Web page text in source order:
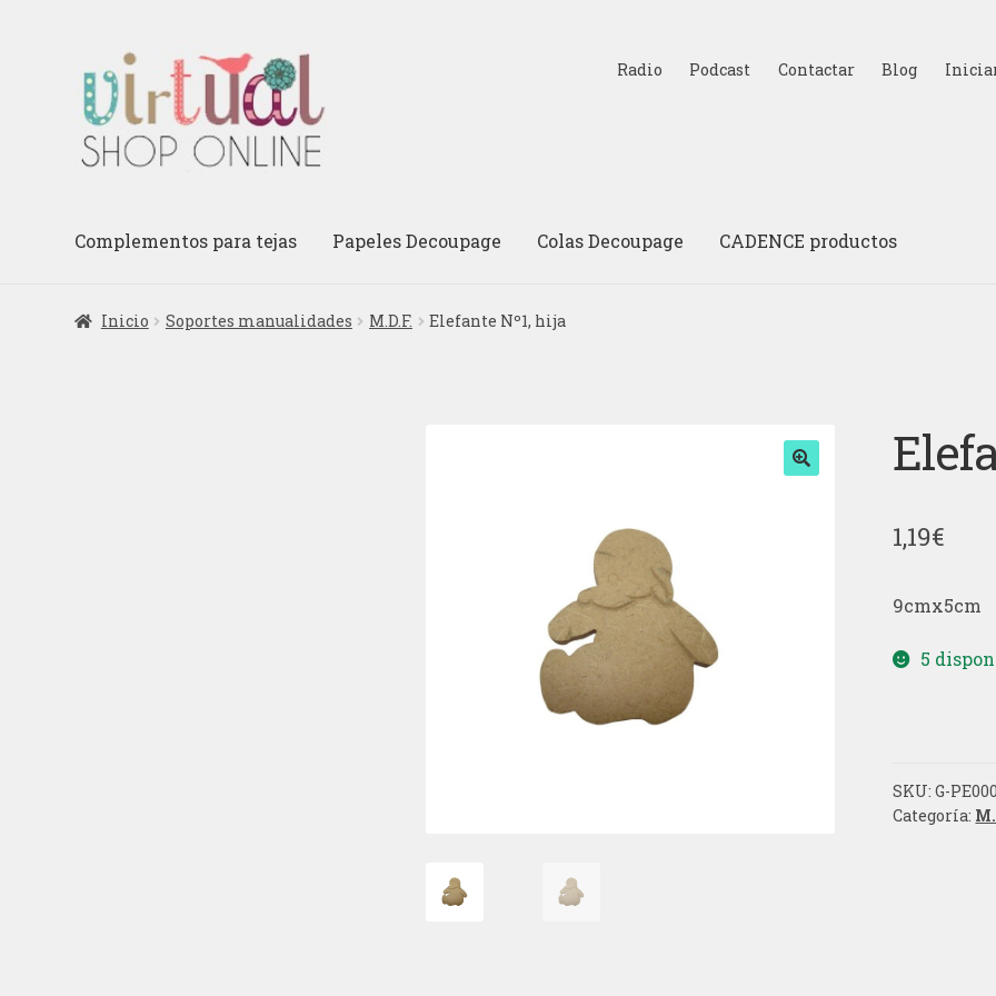
la
navegación
al
contenido
Radio Podcast Contactar Blog
Complementos para tejas Papeles Decoupage Colas Decoupage CADENCE productos
Inicio Soportes manualidades M.D.F. Elefante Nº1, hija
1,19€
9cmx5cm
5
SKU:G-
Categoría: